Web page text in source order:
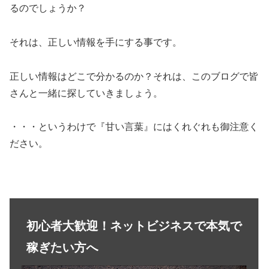
るのでしょうか？
それは、正しい情報を手にする事です。
正しい情報はどこで分かるのか？それは、このブログで皆
さんと一緒に探していきましょう。
・・・というわけで『甘い言葉』にはくれぐれも御注意く
ださい。
初心者大歓迎！ネットビジネスで本気で
稼ぎたい方へ